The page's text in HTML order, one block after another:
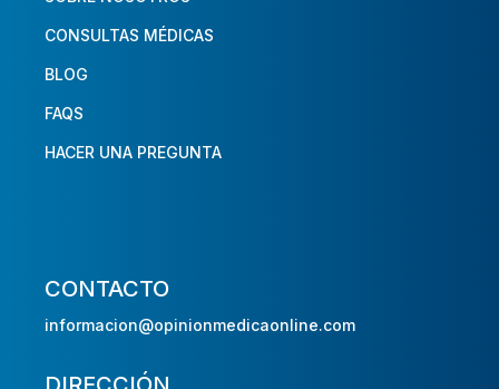
CONSULTAS MÉDICAS
BLOG
FAQS
HACER UNA PREGUNTA
CONTACTO
informacion@opinionmedicaonline.com